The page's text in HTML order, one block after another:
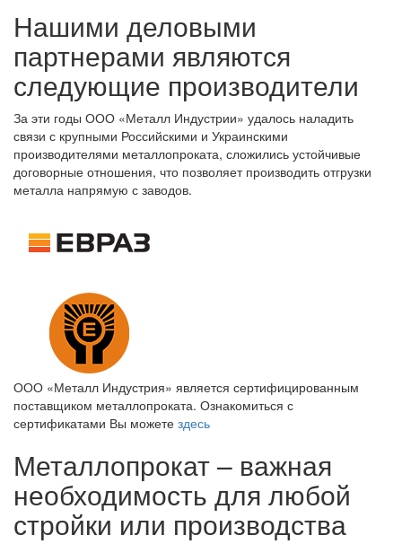
Нашими деловыми
партнерами являются
следующие производители
За эти годы ООО «Металл Индустрии» удалось наладить
связи с крупными Российскими и Украинскими
производителями металлопроката, сложились устойчивые
договорные отношения, что позволяет производить отгрузки
металла напрямую с заводов.
ООО «Металл Индустрия» является сертифицированным
поставщиком металлопроката. Ознакомиться с
сертификатами Вы можете здесь
Металлопрокат – важная
необходимость для любой
стройки или производства